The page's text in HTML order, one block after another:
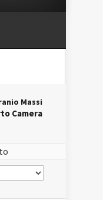
Massi
Camera